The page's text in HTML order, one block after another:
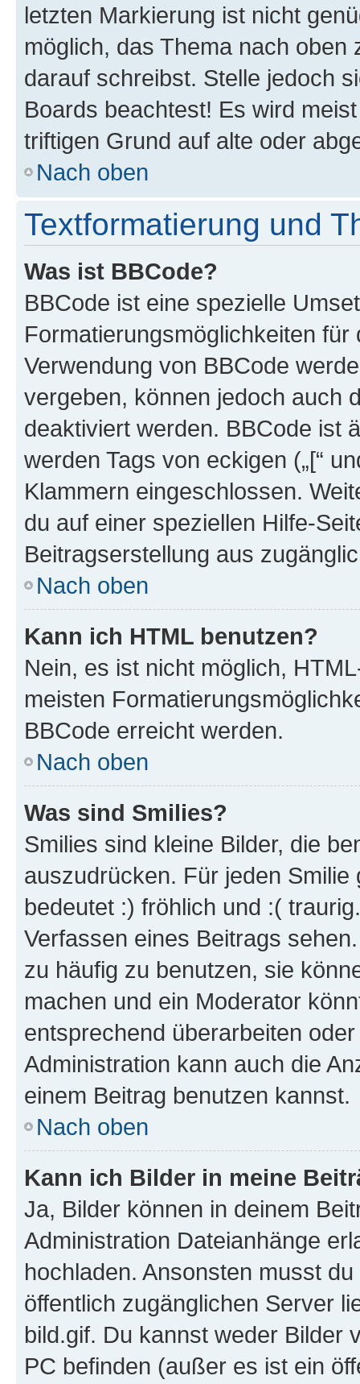
letzten Markierung ist nicht
möglich, das Thema nach oben
darauf schreibst. Stelle jedoch
Boards beachtest! Es wird
triftigen Grund auf alte oder
Nach oben
Textformatierung und
Was ist BBCode?
BBCode ist eine spezielle
Formatierungsmöglichkeiten
Verwendung von BBCode
vergeben, können jedoch auch
deaktiviert werden. BBCode ist
werden Tags von eckigen („[“
Klammern eingeschlossen.
du auf einer speziellen Hilfe-
Beitragserstellung aus
Nach oben
Kann ich HTML benutzen?
Nein, es ist nicht möglich,
meisten
BBCode erreicht werden.
Nach oben
Was sind Smilies?
Smilies sind kleine Bilder, die
auszudrücken. Für jeden
bedeutet :) fröhlich und :(
Verfassen eines Beitrags
zu häufig zu benutzen, sie
machen und ein Moderator
entsprechend überarbeiten
Administration kann auch die
einem Beitrag benutzen kannst.
Nach oben
Kann ich Bilder in meine
Ja, Bilder können in deinem
Administration Dateianhänge
hochladen. Ansonsten musst
öffentlich zugänglichen Server
bild.gif. Du kannst weder Bilder
PC befinden (außer es ist ein